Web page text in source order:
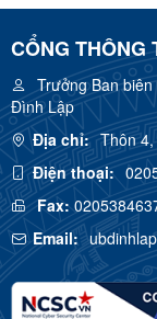
CỔNG
Trưởng Ban biên
Đình Lập
Địa chỉ: Thôn
Điện thoại:
Fax:
Email: